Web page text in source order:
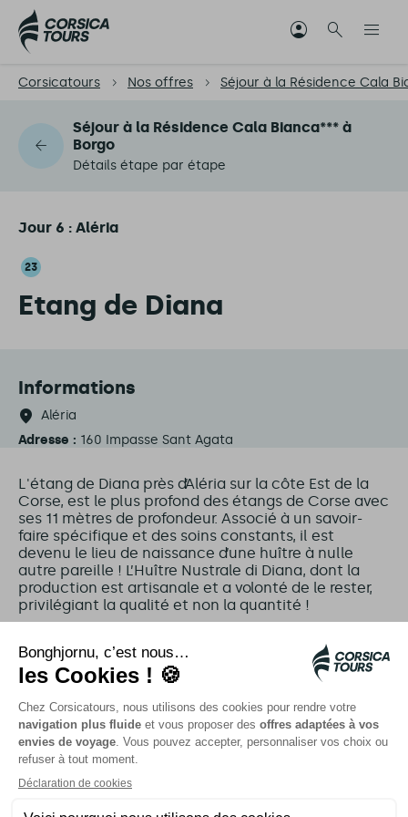
Corsicatours Nos offres Séjour à la Résidence Cala
Séjour à la Résidence Cala Bianca*** à
Borgo
Détails étape par étape
Jour 6 : Aléria
23
Etang de Diana
Informations
Aléria
Adresse : 160 Impasse Sant Agata
L'étang de Diana près d’Aléria sur la côte Est de la
Corse, est le plus profond des étangs de Corse avec
ses 11 mètres de profondeur. Associé à un savoir-
faire spécifique et des soins constants, il est
devenu le lieu de naissance d’une huître à nulle
autre pareille ! L’Huître Nustrale di Diana, dont la
production est artisanale et a volonté de le rester,
privilégiant la qualité et non la quantité !